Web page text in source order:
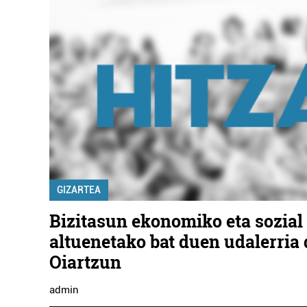
GIZARTEA
Bizitasun ekonomiko eta sozial
altuenetako bat duen udalerria
Oiartzun
admin